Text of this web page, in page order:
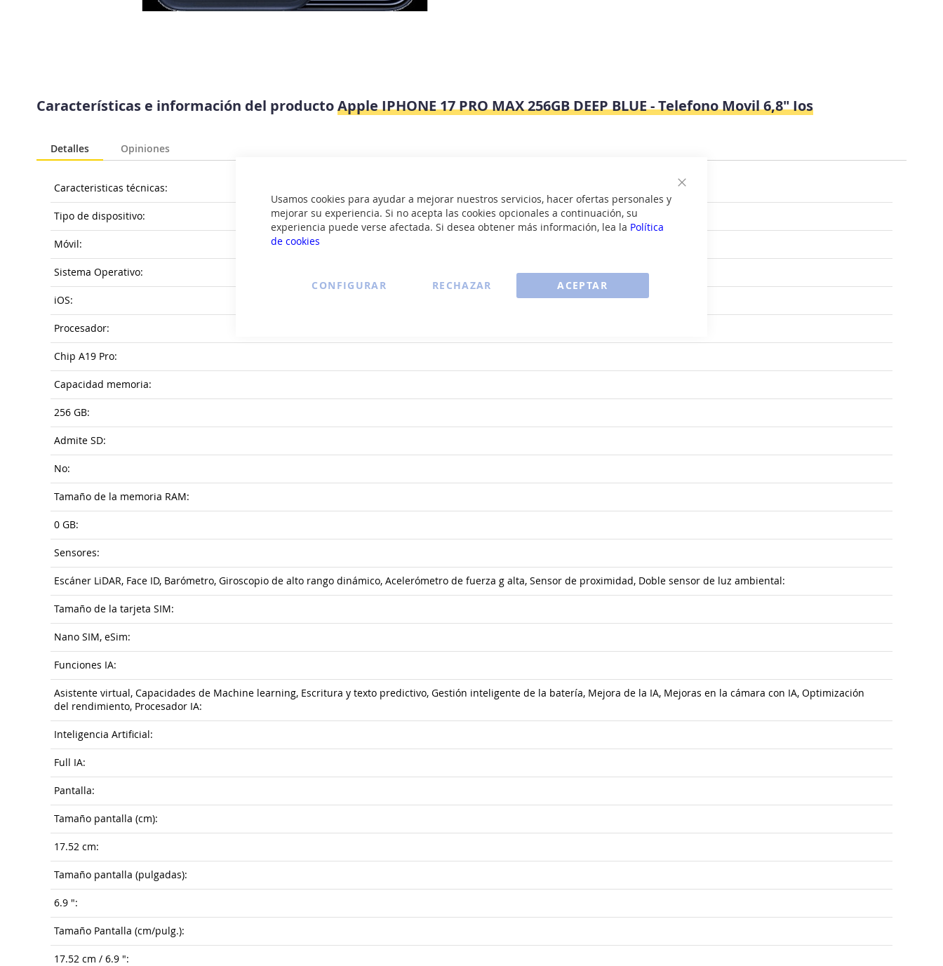
Usamos cookies para ayudar a mejorar nuestros servicios, hacer ofertas personales y
mejorar su experiencia. Si no acepta las cookies opcionales a continuación, su
experiencia puede verse afectada. Si desea obtener más información, lea la Política
de cookies
ACEPTAR
CONFIGURAR RECHAZAR
al
comienzo
galería
imágenes
Características e información del productoApple IPHONE 17 PRO MAX 256GB DEEP BLUE - Telefono Movil 6,8" Ios
Detalles
Caracteristicas técnicas:
Tipo de dispositivo:
Móvil:
Sistema Operativo:
iOS:
Procesador:
Chip A19 Pro:
Capacidad memoria:
256 GB:
Admite SD:
No:
Tamaño de la memoria RAM:
0 GB:
Sensores:
Escáner LiDAR, Face ID, Barómetro, Giroscopio de alto rango dinámico, Acelerómetro de fuerza g alta, Sensor de proximidad, Doble sensor de luz ambiental:
Tamaño de la tarjeta SIM:
Nano SIM, eSim:
Funciones IA:
Asistente virtual, Capacidades de Machine learning, Escritura y texto predictivo, Gestión inteligente de la batería, Mejora de la IA, Mejoras en la cámara con IA, Optimización
del rendimiento, Procesador IA:
Inteligencia Artificial:
Full IA:
Pantalla:
Tamaño pantalla (cm):
17.52 cm:
Tamaño pantalla (pulgadas):
6.9 ":
Tamaño Pantalla (cm/pulg.):
17.52 cm / 6.9 ":
Opiniones